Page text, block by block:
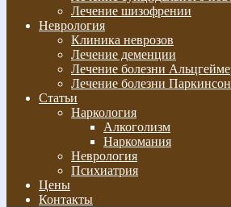
Лечение шизофрении
Неврология
Клиника неврозов
Лечение деменции
Лечение болезни
Лечение болезни
Статьи
Наркология
Алкоголизм
Наркомания
Неврология
Психиатрия
Цены
Контакты